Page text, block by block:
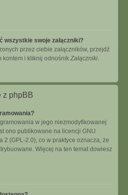
wszystkie swoje załączniki?
przez ciebie załączników, przejdź
kontem i kliknij odnośnik Załączniki.
z phpBB
w jego niezmodyfikowanej
ono publikowane na licencji GNU
2 (GPL-2.0), co w praktyce oznacza, że
Więcej na ten temat dowiesz